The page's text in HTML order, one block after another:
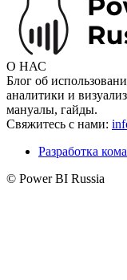
О НАС
Блог об
аналитики и
мануалы, гайды.
Свяжитесь с нами:
Разработка
© Power BI Russia